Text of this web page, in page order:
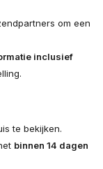
om een
inclusief
te bekijken.
binnen 14 dagen